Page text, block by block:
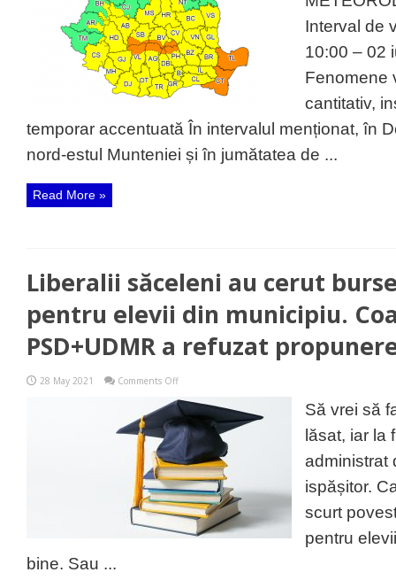
Săcele:
Încă
nu
scăpăm
de
vremea
rece
și
Interval de
10:00 – 02
Fenomene
cantitativ,
temporar accentuată În intervalul menționat, în
nord-estul Munteniei și în jumătatea de ...
Read More »
Liberalii săceleni au cerut
pentru elevii din municipiu.
PSD+UDMR a refuzat
28 May 2021 Comments Offon
săceleni
au
cerut
burse
mai
mari
pentru
elevii
din
municipiu.
Coalitia
PSD+UDMR
Să vrei să
lăsat, iar la
administrat
ispășitor.
scurt
pentru
bine. Sau ...